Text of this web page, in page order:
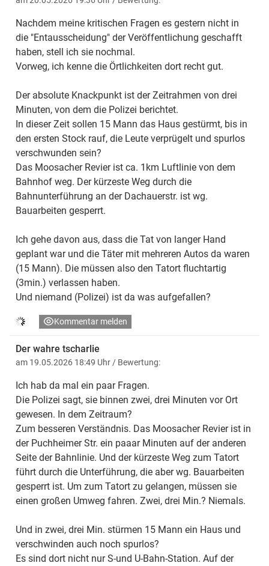
Nachdem meine kritischen Fragen es gestern nicht in
die "Entausscheidung" der Veröffentlichung geschafft
haben, stell ich sie nochmal.
Vorweg, ich kenne die Örtlichkeiten dort recht gut.
Der absolute Knackpunkt ist der Zeitrahmen von drei
Minuten, von dem die Polizei berichtet.
In dieser Zeit sollen 15 Mann das Haus gestürmt, bis in
den ersten Stock rauf, die Leute verprügelt und spurlos
verschwunden sein?
Das Moosacher Revier ist ca. 1km Luftlinie von dem
Bahnhof weg. Der kürzeste Weg durch die
Bahnunterführung an der Dachauerstr. ist wg.
Bauarbeiten gesperrt.
Ich gehe davon aus, dass die Tat von langer Hand
geplant war und die Täter mit mehreren Autos da waren
(15 Mann). Die müssen also den Tatort fluchtartig
(3min.) verlassen haben.
Und niemand (Polizei) ist da was aufgefallen?
Kommentar melden
Der wahre tscharlie
am 19.05.2026 18:49 Uhr / Bewertung:
Ich hab da mal ein paar Fragen.
Die Polizei sagt, sie binnen zwei, drei Minuten vor Ort
gewesen. In dem Zeitraum?
Zum besseren Verständnis. Das Moosacher Revier ist in
der Puchheimer Str. ein paaar Minuten auf der anderen
Seite der Bahnlinie. Und der kürzeste Weg zum Tatort
führt durch die Unterführung, die aber wg. Bauarbeiten
gesperrt ist. Um zum Tatort zu gelangen, müssen sie
einen großen Umweg fahren. Zwei, drei Min.? Niemals.
Und in zwei, drei Min. stürmen 15 Mann ein Haus und
verschwinden auch noch spurlos?
Es sind dort nicht nur S-und U-Bahn-Station. Auf der